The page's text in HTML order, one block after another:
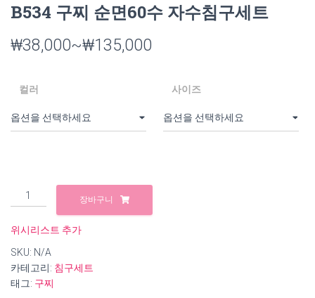
B534 구찌 순면60수 자수침구세트
₩38,000~₩135,000
컬러 사이즈
B534
구
순
면
60
수
장바구니
위시리스트 추가
SKU: N/A
카테고리: 침구세트
태그: 구찌